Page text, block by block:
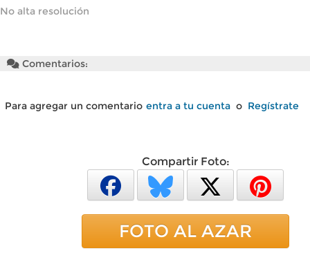
No alta resolución
Comentarios:
Para agregar un comentario entra a tu cuenta o Regístrate
Compartir Foto:
FOTO AL AZAR